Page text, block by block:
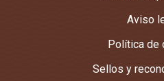
Aviso
Política de
Sellos y